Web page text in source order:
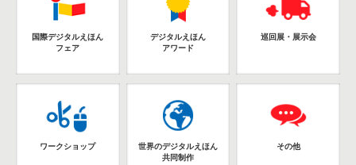
国際デジタルえほん
フェア
デジタルえほん
アワード
巡回展・展示会
ワークショップ
世界のデジタルえほん
共同制作
その他